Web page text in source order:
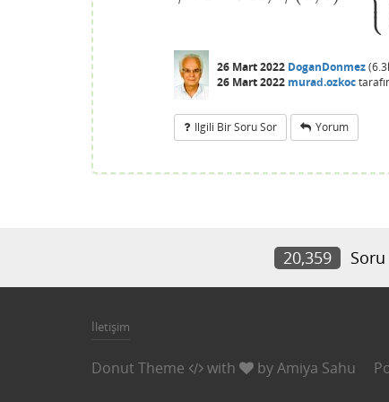
⎪
26 Mart 2022 DoganDonmez(
26 Mart 2022 murad.ozkoc
Ilgili Bir Soru Sor Yorum
20,359 Soru
İletişim
Donut Theme with byAmiya Sahu